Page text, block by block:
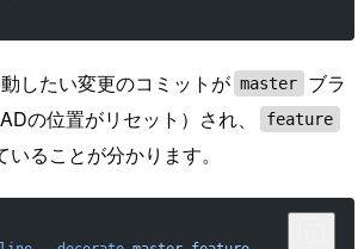
したい変更のコミットが master
ブラ
の位置がリセット）され、
feature
ることが分かります。